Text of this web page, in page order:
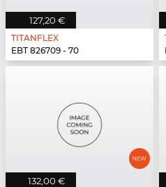
127,20 €
TITANFLEX
EBT 826709 - 70
132,00 €